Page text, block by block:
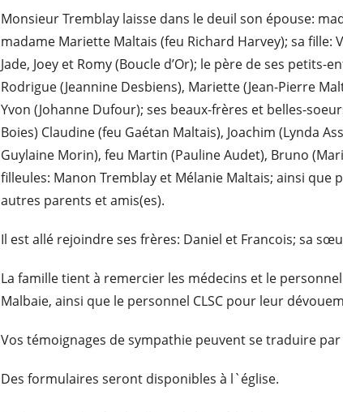
Monsieur Tremblay laisse dans le deuil son épouse:
madame Mariette Maltais (feu Richard Harvey); sa fille:
Jade, Joey et Romy (Boucle d’Or); le père de ses
Rodrigue (Jeannine Desbiens), Mariette (Jean-Pierre
Yvon (Johanne Dufour); ses beaux-frères et belles-
Boies) Claudine (feu Gaétan Maltais), Joachim (Lynda
Guylaine Morin), feu Martin (Pauline Audet), Bruno
filleules: Manon Tremblay et Mélanie Maltais; ainsi que
autres parents et amis(es).
Il est allé rejoindre ses frères: Daniel et Francois; sa
La famille tient à remercier les médecins et le
Malbaie, ainsi que le personnel CLSC pour leur
Vos témoignages de sympathie peuvent se traduire
Des formulaires seront disponibles à l`église.